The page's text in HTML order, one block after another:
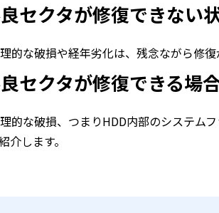
セクタが修復できない
的な破損や経年劣化は、残念ながら修復
セクタが修復できる場
的な破損、つまりHDD内部のシステム
介します。